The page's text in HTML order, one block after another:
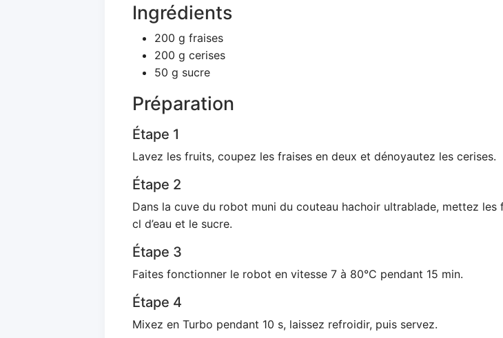
Ingrédients
200 g fraises
200 g cerises
50 g sucre
Préparation
Étape 1
Lavez les fruits, coupez les fraises en deux et dénoyautez les cerises.
Étape 2
Dans la cuve du robot muni du couteau hachoir ultrablade, mettez les
cl d’eau et le sucre.
Étape 3
Faites fonctionner le robot en vitesse 7 à 80°C pendant 15 min.
Étape 4
Mixez en Turbo pendant 10 s, laissez refroidir, puis servez.